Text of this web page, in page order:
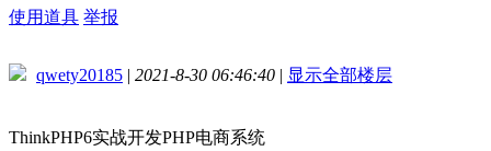
使用道具 举报
qwety20185 | 2021-8-30 06:46:40 | 显示全部楼层
ThinkPHP6实战开发PHP电商系统